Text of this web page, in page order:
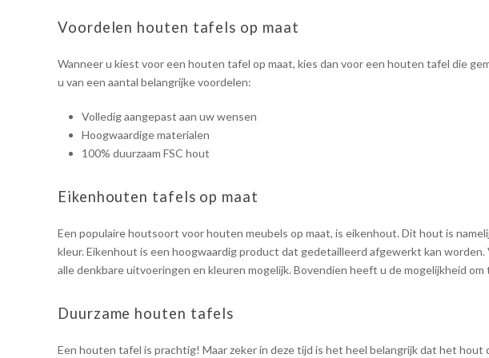
Voordelen houten tafels op maat
Wanneer u kiest voor een houten tafel op maat, kies dan voor een houten tafel die
u van een aantal belangrijke voordelen:
Volledig aangepast aan uw wensen
Hoogwaardige materialen
100% duurzaam FSC hout
Eikenhouten tafels op maat
Een populaire houtsoort voor houten meubels op maat, is eikenhout. Dit hout is
kleur. Eikenhout is een hoogwaardig product dat gedetailleerd afgewerkt kan
alle denkbare uitvoeringen en kleuren mogelijk. Bovendien heeft u de mogelijkheid om
Duurzame houten tafels
Een houten tafel is prachtig! Maar zeker in deze tijd is het heel belangrijk dat het hout